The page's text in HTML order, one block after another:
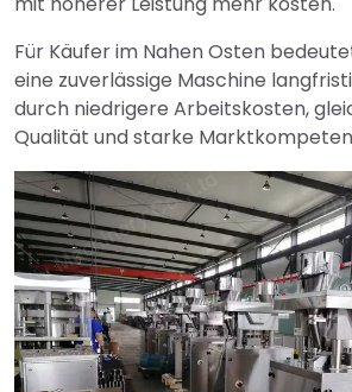
Für Käufer im Nahen Osten
eine zuverlässige Maschine
durch niedrigere Arbeitskosten,
Qualität und starke